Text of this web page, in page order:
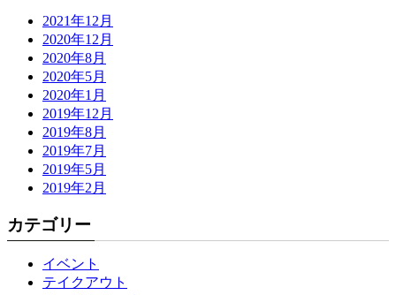
2021年12月
2020年12月
2020年8月
2020年5月
2020年1月
2019年12月
2019年8月
2019年7月
2019年5月
2019年2月
カテゴリー
イベント
テイクアウト